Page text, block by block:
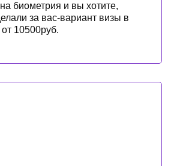
биометрия и вы хотите,
за вас-вариант визы в
10500руб.